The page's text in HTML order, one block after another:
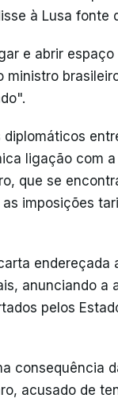
à Lusa fonte
e abrir
ligação com
que se
imposições
endereçada
anunciando
pelos
consequência
acusado de